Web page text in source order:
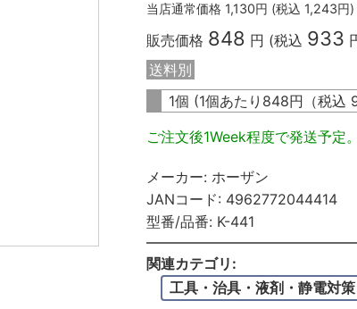
当店通常価格 1,130円 (税込 1,243円)
販売価格 848 円 (税込 933
送料別
1個 (1個あたり 848円（税込
ご注文後1Week程度で発送予定。
メーカー: ホーザン
JANコード: 4962772044414
型番/品番: K-441
関連カテゴリ:
工具・治具・液剤・静電対策